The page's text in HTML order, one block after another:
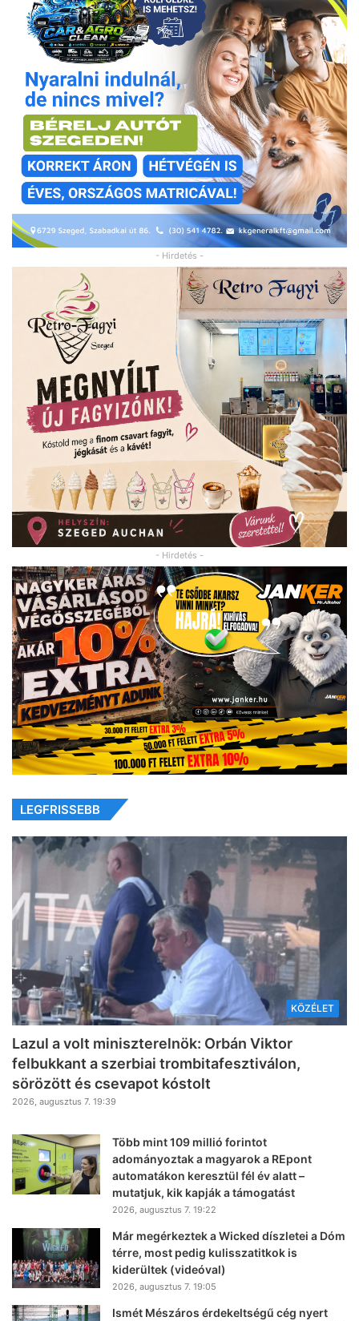
- Hirdetés -
- Hirdetés -
LEGFRISSEBB
KÖZÉLET
Lazul a volt miniszterelnök: Orbán Viktor
felbukkant a szerbiai trombitafesztiválon,
sörözött és csevapot kóstolt
2026, augusztus 7. 19:39
Több mint 109 millió forintot
adományoztak a magyarok a REpont
automatákon keresztül fél év alatt –
mutatjuk, kik kapják a támogatást
2026, augusztus 7. 19:22
Már megérkeztek a Wicked díszletei a Dóm
térre, most pedig kulisszatitkok is
kiderültek (videóval)
2026, augusztus 7. 19:05
Ismét Mészáros érdekeltségű cég nyert